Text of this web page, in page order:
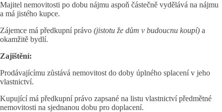
Majitel nemovitosti po dobu nájmu aspoň částečně vydělává na nájmu
a má jistého kupce.
Zájemce má předkupní právo (jistotu že dům v budoucnu koupí) a
okamžitě bydlí.
Zajištění:
Prodávajícímu zůstává nemovitost do doby úplného splacení v jeho
vlastnictví.
Kupující má předkupní právo zapsané na listu vlastnictví předmětné
nemovitosti na sjednanou dobu pro doplacení.